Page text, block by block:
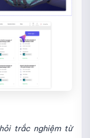
trắc nghiệm từ